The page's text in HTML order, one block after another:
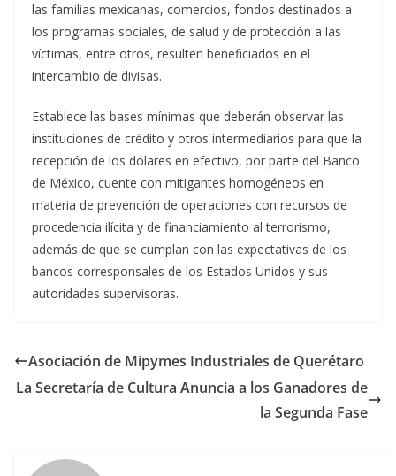
las familias mexicanas, comercios, fondos destinados a
los programas sociales, de salud y de protección a las
víctimas, entre otros, resulten beneficiados en el
intercambio de divisas.
Establece las bases mínimas que deberán observar las
instituciones de crédito y otros intermediarios para que la
recepción de los dólares en efectivo, por parte del Banco
de México, cuente con mitigantes homogéneos en
materia de prevención de operaciones con recursos de
procedencia ilícita y de financiamiento al terrorismo,
además de que se cumplan con las expectativas de los
bancos corresponsales de los Estados Unidos y sus
autoridades supervisoras.
Asociación de Mipymes Industriales de Querétaro
La Secretaría de Cultura Anuncia a los Ganadores de
la Segunda Fase